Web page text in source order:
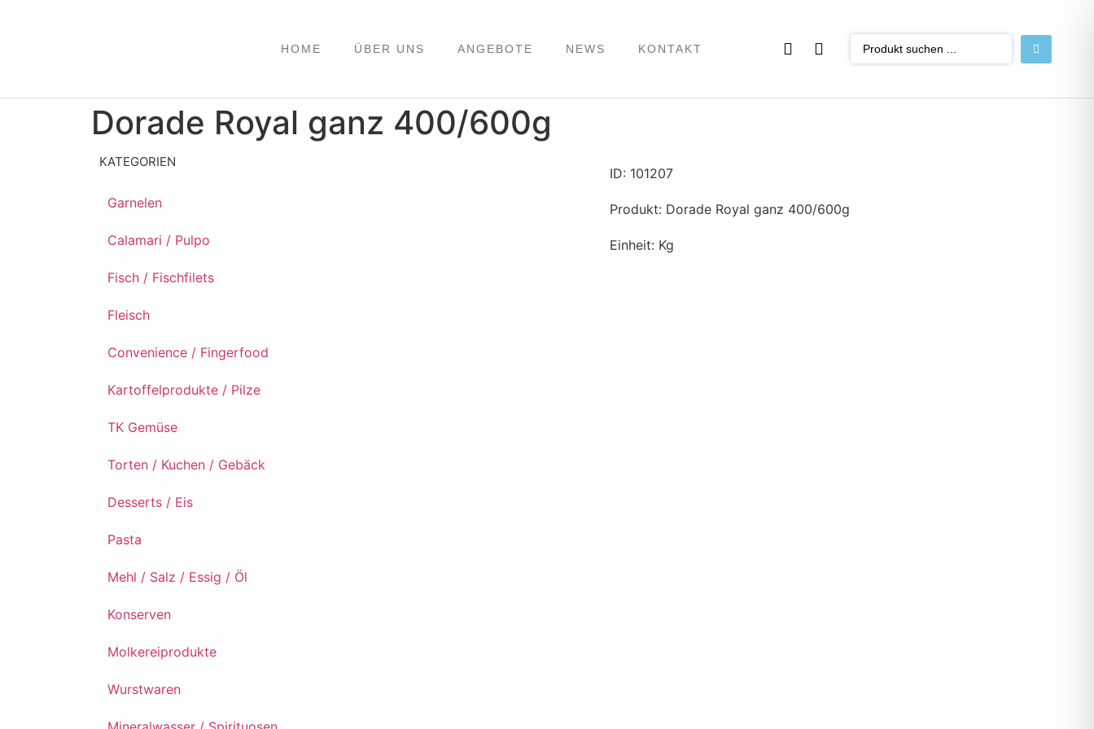
HOME ÜBER UNS ANGEBOTE NEWS KONTAKT
Dorade Royal ganz 400/600g
KATEGORIEN
Garnelen
Calamari / Pulpo
Fisch / Fischfilets
Fleisch
Convenience / Fingerfood
Kartoffelprodukte / Pilze
TK Gemüse
Torten / Kuchen / Gebäck
Desserts / Eis
Pasta
Mehl / Salz / Essig / Öl
Konserven
Molkereiprodukte
Wurstwaren
ID: 101207
Produkt: Dorade Royal ganz 400/600g
Einheit: Kg